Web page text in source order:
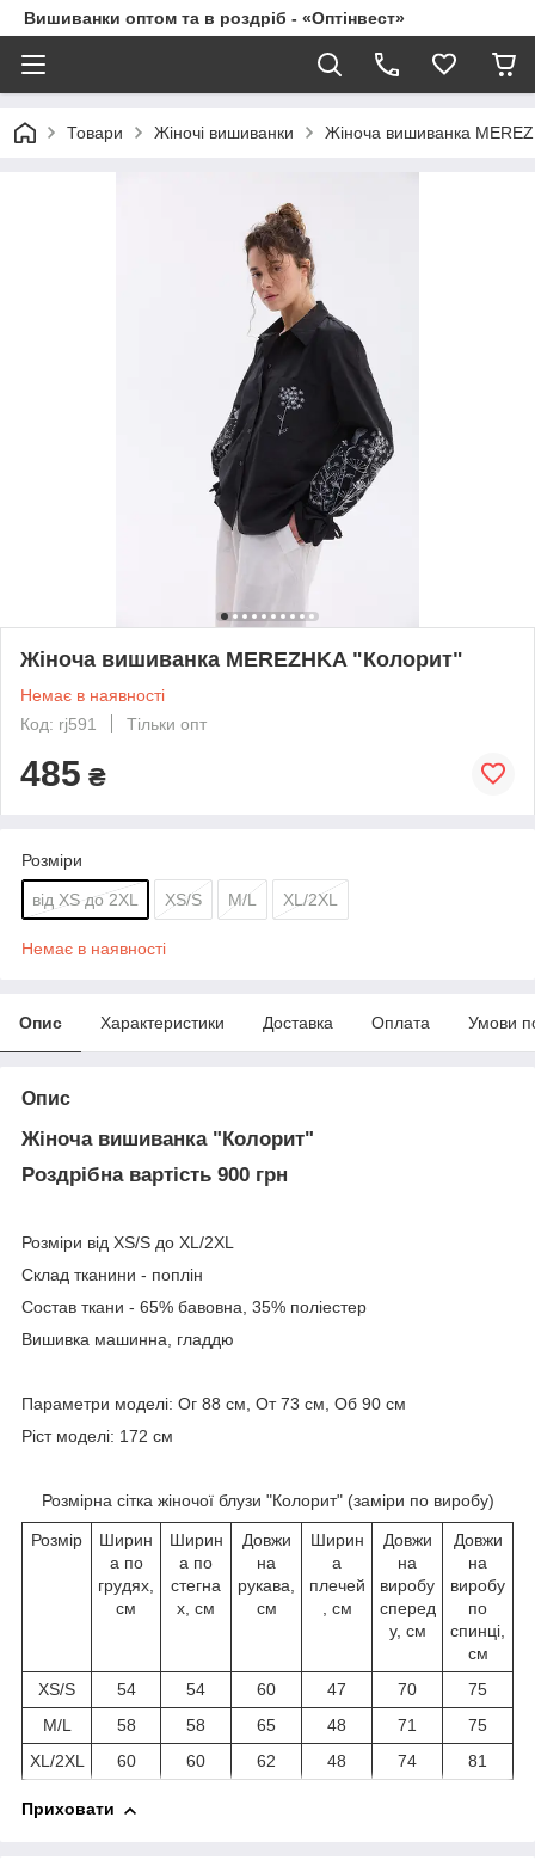
Вишиванки оптом та в роздріб - «Оптінвест»
Товари Жіночі вишиванки Жіноча вишиванка
Жіноча вишиванка MEREZHKA "Колорит"
Немає в наявності
Код: rj591
Тільки опт
485 ₴
Розміри
від XS до 2XL XS/S M/L XL/2XL
Немає в наявності
Опис Характеристики Доставка Оплата Умови
Опис
Жіноча вишиванка "Колорит"
Роздрібна вартість 900 грн
Розміри від XS/S до XL/2XL
Склад тканини - поплін
Состав ткани - 65% бавовна, 35% поліестер
Вишивка машинна, гладдю
Параметри моделі: Ог 88 см, От 73 см, Об 90 см
Ріст моделі: 172 см
Розмірна сітка жіночої блузи "Колорит" (заміри по виробу)
Розмір
Ширин
а по
грудях,
см
Ширин
а по
стегна
х, см
Довжи
на
рукава,
см
Ширин
а
плечей
, см
Довжи
на
виробу
сперед
у, см
Довжи
на
виробу
по
спинці,
см
XS/S
54 54 60 47 70
75
M/L
58 58 65 48 71
75
XL/2XL
60 60 62 48 74 81
Приховати